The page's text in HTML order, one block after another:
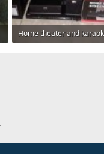
13 KB · Views: 286